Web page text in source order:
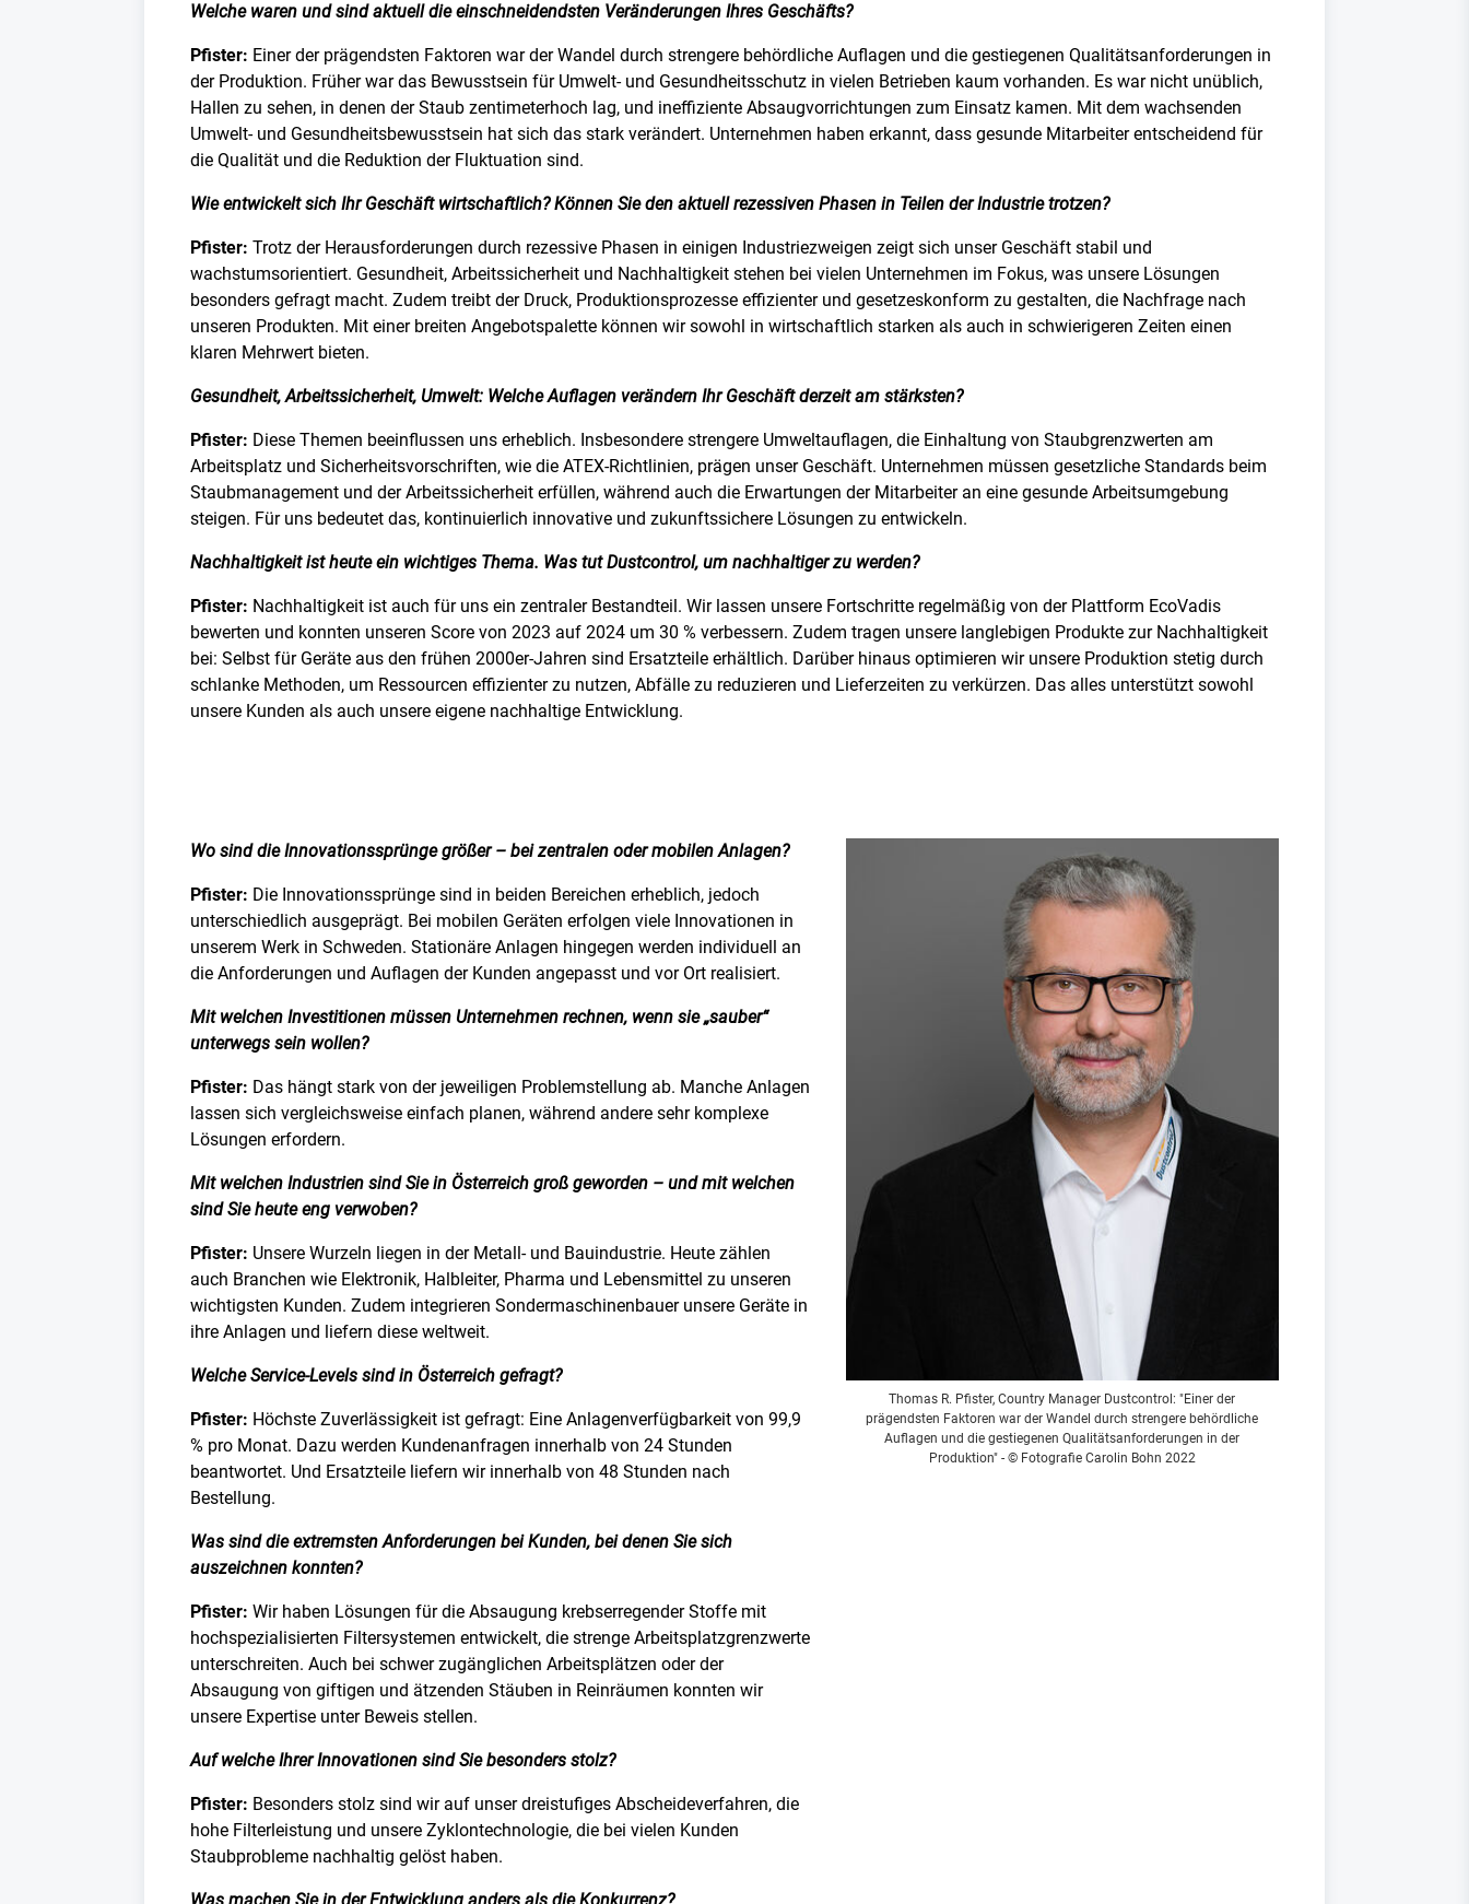
Welche waren und sind aktuell die einschneidendsten Veränderungen Ihres Geschäfts?
Pfister: Einer der prägendsten Faktoren war der Wandel durch strengere behördliche Auflagen und die gestiegenen Qualitätsanforderungen in
der Produktion. Früher war das Bewusstsein für Umwelt- und Gesundheitsschutz in vielen Betrieben kaum vorhanden. Es war nicht unüblich,
Hallen zu sehen, in denen der Staub zentimeterhoch lag, und ineffiziente Absaugvorrichtungen zum Einsatz kamen. Mit dem wachsenden
Umwelt- und Gesundheitsbewusstsein hat sich das stark verändert. Unternehmen haben erkannt, dass gesunde Mitarbeiter entscheidend für
die Qualität und die Reduktion der Fluktuation sind.
Wie entwickelt sich Ihr Geschäft wirtschaftlich? Können Sie den aktuell rezessiven Phasen in Teilen der Industrie trotzen?
Pfister: Trotz der Herausforderungen durch rezessive Phasen in einigen Industriezweigen zeigt sich unser Geschäft stabil und
wachstumsorientiert. Gesundheit, Arbeitssicherheit und Nachhaltigkeit stehen bei vielen Unternehmen im Fokus, was unsere Lösungen
besonders gefragt macht. Zudem treibt der Druck, Produktionsprozesse effizienter und gesetzeskonform zu gestalten, die Nachfrage nach
unseren Produkten. Mit einer breiten Angebotspalette können wir sowohl in wirtschaftlich starken als auch in schwierigeren Zeiten einen
klaren Mehrwert bieten.
Gesundheit, Arbeitssicherheit, Umwelt: Welche Auflagen verändern Ihr Geschäft derzeit am stärksten?
Pfister: Diese Themen beeinflussen uns erheblich. Insbesondere strengere Umweltauflagen, die Einhaltung von Staubgrenzwerten am
Arbeitsplatz und Sicherheitsvorschriften, wie die ATEX-Richtlinien, prägen unser Geschäft. Unternehmen müssen gesetzliche Standards beim
Staubmanagement und der Arbeitssicherheit erfüllen, während auch die Erwartungen der Mitarbeiter an eine gesunde Arbeitsumgebung
steigen. Für uns bedeutet das, kontinuierlich innovative und zukunftssichere Lösungen zu entwickeln.
Nachhaltigkeit ist heute ein wichtiges Thema. Was tut Dustcontrol, um nachhaltiger zu werden?
Pfister: Nachhaltigkeit ist auch für uns ein zentraler Bestandteil. Wir lassen unsere Fortschritte regelmäßig von der Plattform EcoVadis
bewerten und konnten unseren Score von 2023 auf 2024 um 30 % verbessern. Zudem tragen unsere langlebigen Produkte zur Nachhaltigkeit
bei: Selbst für Geräte aus den frühen 2000er-Jahren sind Ersatzteile erhältlich. Darüber hinaus optimieren wir unsere Produktion stetig durch
schlanke Methoden, um Ressourcen effizienter zu nutzen, Abfälle zu reduzieren und Lieferzeiten zu verkürzen. Das alles unterstützt sowohl
unsere Kunden als auch unsere eigene nachhaltige Entwicklung.
Wo sind die Innovationssprünge größer – bei zentralen oder mobilen Anlagen?
Pfister: Die Innovationssprünge sind in beiden Bereichen erheblich, jedoch
unterschiedlich ausgeprägt. Bei mobilen Geräten erfolgen viele Innovationen in
unserem Werk in Schweden. Stationäre Anlagen hingegen werden individuell an
die Anforderungen und Auflagen der Kunden angepasst und vor Ort realisiert.
Mit welchen Investitionen müssen Unternehmen rechnen, wenn sie „sauber“
unterwegs sein wollen?
Pfister: Das hängt stark von der jeweiligen Problemstellung ab. Manche Anlagen
lassen sich vergleichsweise einfach planen, während andere sehr komplexe
Lösungen erfordern.
Mit welchen Industrien sind Sie in Österreich groß geworden – und mit welchen
sind Sie heute eng verwoben?
Pfister: Unsere Wurzeln liegen in der Metall- und Bauindustrie. Heute zählen
auch Branchen wie Elektronik, Halbleiter, Pharma und Lebensmittel zu unseren
wichtigsten Kunden. Zudem integrieren Sondermaschinenbauer unsere Geräte in
ihre Anlagen und liefern diese weltweit.
Welche Service-Levels sind in Österreich gefragt?
Pfister: Höchste Zuverlässigkeit ist gefragt: Eine Anlagenverfügbarkeit von 99,9
% pro Monat. Dazu werden Kundenanfragen innerhalb von 24 Stunden
beantwortet. Und Ersatzteile liefern wir innerhalb von 48 Stunden nach
Bestellung.
Was sind die extremsten Anforderungen bei Kunden, bei denen Sie sich
auszeichnen konnten?
Pfister: Wir haben Lösungen für die Absaugung krebserregender Stoffe mit
hochspezialisierten Filtersystemen entwickelt, die strenge Arbeitsplatzgrenzwerte
unterschreiten. Auch bei schwer zugänglichen Arbeitsplätzen oder der
Absaugung von giftigen und ätzenden Stäuben in Reinräumen konnten wir
unsere Expertise unter Beweis stellen.
Auf welche Ihrer Innovationen sind Sie besonders stolz?
Pfister: Besonders stolz sind wir auf unser dreistufiges Abscheideverfahren, die
hohe Filterleistung und unsere Zyklontechnologie, die bei vielen Kunden
Staubprobleme nachhaltig gelöst haben.
Thomas R. Pfister, Country Manager Dustcontrol: "Einer der
prägendsten Faktoren war der Wandel durch strengere behördliche
Auflagen und die gestiegenen Qualitätsanforderungen in der
Produktion" - © Fotografie Carolin Bohn 2022